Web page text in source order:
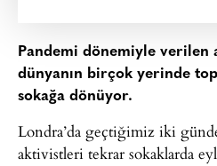
Pandemi dönemiyle verilen
dünyanın birçok yerinde
sokağa dönüyor.
Londra’da geçtiğimiz iki
aktivistleri tekrar sokaklarda